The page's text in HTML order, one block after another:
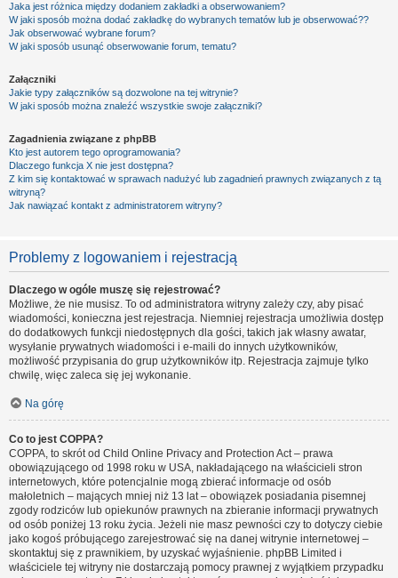
Jaka jest różnica między dodaniem zakładki a obserwowaniem?
W jaki sposób można dodać zakładkę do wybranych tematów lub je obserwować??
Jak obserwować wybrane forum?
W jaki sposób usunąć obserwowanie forum, tematu?
Załączniki
Jakie typy załączników są dozwolone na tej witrynie?
W jaki sposób można znaleźć wszystkie swoje załączniki?
Zagadnienia związane z phpBB
Kto jest autorem tego oprogramowania?
Dlaczego funkcja X nie jest dostępna?
Z kim się kontaktować w sprawach nadużyć lub zagadnień prawnych związanych z tą
witryną?
Jak nawiązać kontakt z administratorem witryny?
Problemy z logowaniem i rejestracją
Dlaczego w ogóle muszę się rejestrować?
Możliwe, że nie musisz. To od administratora witryny zależy czy, aby pisać
wiadomości, konieczna jest rejestracja. Niemniej rejestracja umożliwia dostęp
do dodatkowych funkcji niedostępnych dla gości, takich jak własny awatar,
wysyłanie prywatnych wiadomości i e-maili do innych użytkowników,
możliwość przypisania do grup użytkowników itp. Rejestracja zajmuje tylko
chwilę, więc zaleca się jej wykonanie.
Na górę
Co to jest COPPA?
COPPA, to skrót od Child Online Privacy and Protection Act – prawa
obowiązującego od 1998 roku w USA, nakładającego na właścicieli stron
internetowych, które potencjalnie mogą zbierać informacje od osób
małoletnich – mających mniej niż 13 lat – obowiązek posiadania pisemnej
zgody rodziców lub opiekunów prawnych na zbieranie informacji prywatnych
od osób poniżej 13 roku życia. Jeżeli nie masz pewności czy to dotyczy ciebie
jako kogoś próbującego zarejestrować się na danej witrynie internetowej –
skontaktuj się z prawnikiem, by uzyskać wyjaśnienie. phpBB Limited i
właściciele tej witryny nie dostarczają pomocy prawnej z wyjątkiem przypadku